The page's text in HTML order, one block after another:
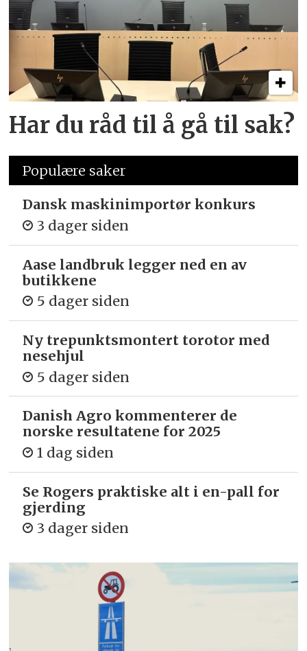
Har du råd til å gå til sak?
Populære saker
Dansk maskinimportør konkurs
3 dager siden
Aase landbruk legger ned en av
butikkene
5 dager siden
Ny trepunkts­montert torotor med
nesehjul
5 dager siden
Danish Agro kommenterer de
norske resultatene for 2025
1 dag siden
Se Rogers praktiske alt i en-pall for
gjerding
3 dager siden